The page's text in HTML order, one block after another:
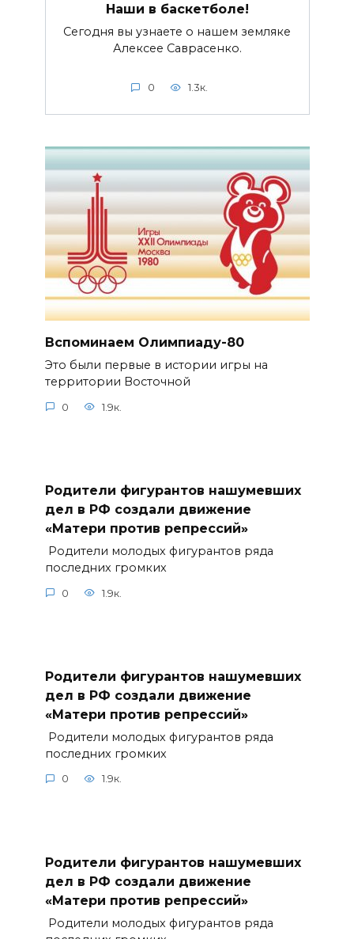
Наши в баскетболе!
Сегодня вы узнаете о нашем земляке
Алексее Саврасенко.
0 1.3к.
Вспоминаем Олимпиаду-80
Это были первые в истории игры на
территории Восточной
0 1.9к.
Родители фигурантов нашумевших
дел в РФ создали движение
«Матери против репрессий»
Родители молодых фигурантов ряда
последних громких
0 1.9к.
Родители фигурантов нашумевших
дел в РФ создали движение
«Матери против репрессий»
Родители молодых фигурантов ряда
последних громких
0 1.9к.
Родители фигурантов нашумевших
дел в РФ создали движение
«Матери против репрессий»
Родители молодых фигурантов ряда